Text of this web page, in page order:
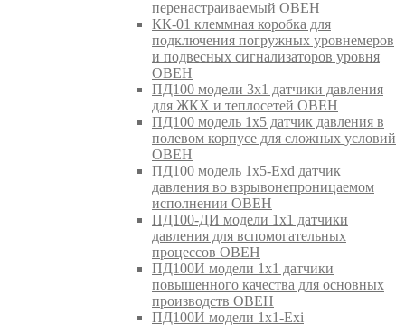
перенастраиваемый ОВЕН
КК-01 клеммная коробка для
подключения погружных уровнемеров
и подвесных сигнализаторов уровня
ОВЕН
ПД100 модели 3х1 датчики давления
для ЖКХ и теплосетей ОВЕН
ПД100 модель 1х5 датчик давления в
полевом корпусе для сложных условий
ОВЕН
ПД100 модель 1х5-Exd датчик
давления во взрывонепроницаемом
исполнении ОВЕН
ПД100-ДИ модели 1х1 датчики
давления для вспомогательных
процессов ОВЕН
ПД100И модели 1х1 датчики
повышенного качества для основных
производств ОВЕН
ПД100И модели 1х1-Exi